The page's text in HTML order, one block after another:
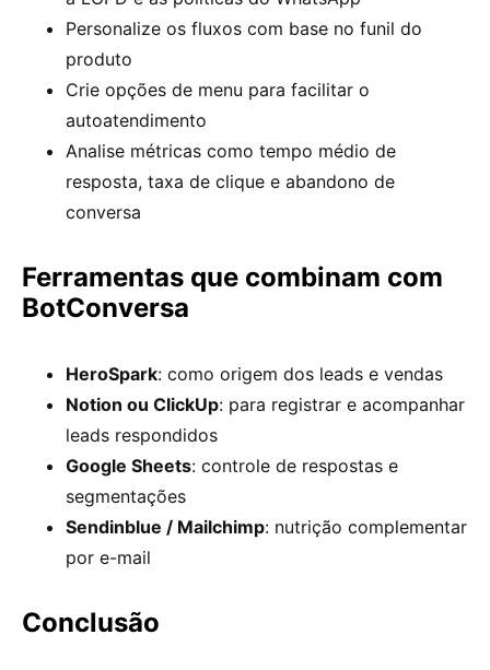
Personalize os fluxos com base no funil do
produto
Crie opções de menu para facilitar o
autoatendimento
Analise métricas como tempo médio de
resposta, taxa de clique e abandono de
conversa
Ferramentas que combinam com
BotConversa
HeroSpark: como origem dos leads e vendas
Notion ou ClickUp: para registrar e acompanhar
leads respondidos
Google Sheets: controle de respostas e
segmentações
Sendinblue / Mailchimp: nutrição complementar
por e-mail
Conclusão